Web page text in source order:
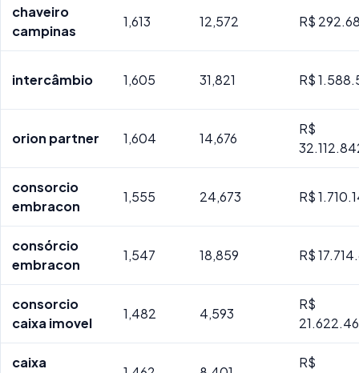
chaveiro
campinas
1,613 12,572 R$
intercâmbio 1,605 31,821 R$
orion partner 1,604 14,676
R$
consorcio
embracon
1,555 24,673 R$
consórcio
embracon
1,547 18,859 R$
consorcio
caixa imovel
1,482 4,593
R$
caixa
R$